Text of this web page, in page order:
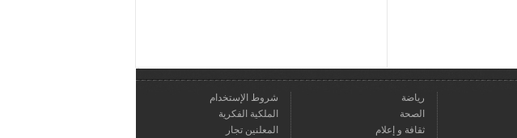
رياضة
الصحة
ثقافة و إعلام
شروط الإستخدام
الملكية الفكرية
المعلنين تجار